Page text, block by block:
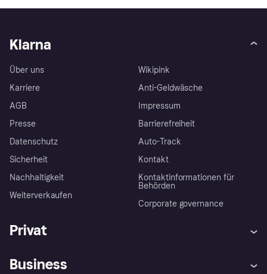
Klarna
Über uns
Karriere
AGB
Presse
Datenschutz
Sicherheit
Nachhaltigkeit
Weiterverkaufen
Wikipink
Anti-Geldwäsche
Impressum
Barrierefreiheit
Auto-Track
Kontakt
Kontaktinformationen für
Behörden
Corporate governance
Privat
Business